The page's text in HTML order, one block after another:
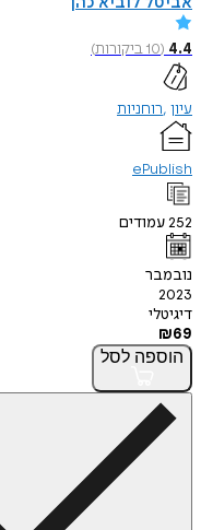
4.4
(
10ביקורות)
עיון רוחניות
ePublish
252עמודים
נובמבר
2023
דיגיטלי
₪69
הוספה לסל